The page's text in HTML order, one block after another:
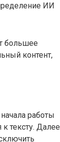
ИИ
большее
контент,
работы
тексту. Далее